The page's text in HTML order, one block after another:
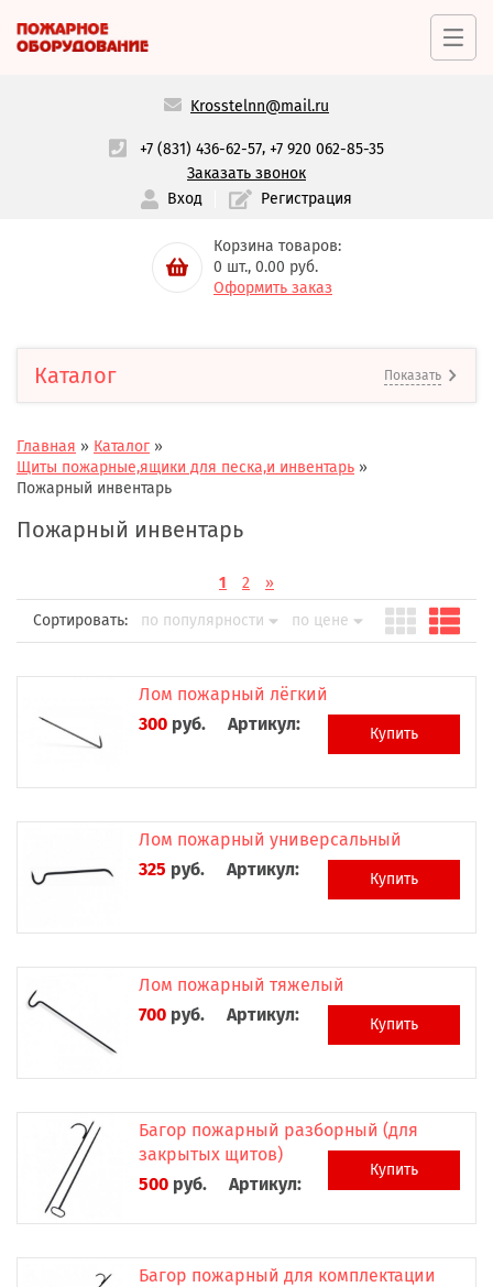
Krosstelnn@mail.ru
+7 (831) 436-62-57,+7 920 062-85-35
Заказать звонок
Вход
Регистрация
Корзина товаров:
0 шт., 0.00 руб.
Оформить заказ
Каталог Показать
Главная » Каталог »
Щиты пожарные,ящики для песка,и инвентарь »
Пожарный инвентарь
Пожарный инвентарь
1 2 »
Сортировать: по популярности по цене
Лом пожарный лёгкий
300 руб. Артикул: Купить
Лом пожарный универсальный
325 руб. Артикул: Купить
Лом пожарный тяжелый
700 руб. Артикул: Купить
Багор пожарный разборный (для
закрытых щитов)
500 руб. Артикул:
Купить
Багор пожарный для комплектации